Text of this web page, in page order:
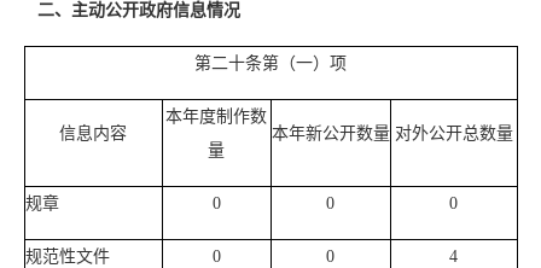
二、主动公开政府信息情况
第二十条第（一）项
信息内容
本年度制作数
量
本年新公开数量 对外公开总数量
规章 0 0 0
规范性文件 0 0 4